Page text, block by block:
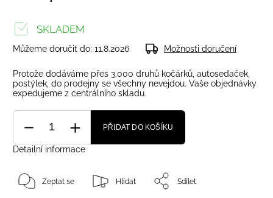
SKLADEM
Můžeme doručit do: 11.8.2026 Možnosti doručení
Protože dodáváme přes 3.000 druhů kočárků, autosedaček,
postýlek, do prodejny se všechny nevejdou. Vaše objednávky
expedujeme z centrálního skladu.
PŘIDAT DO KOŠÍKU
Detailní informace
Zeptat se Hlídat Sdílet